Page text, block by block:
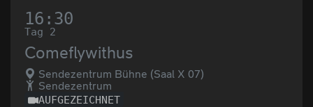
16:30
Tag 2
Comeflywithus
Sendezentrum Bühne (Saal X 07)
Sendezentrum
AUFGEZEICHNET